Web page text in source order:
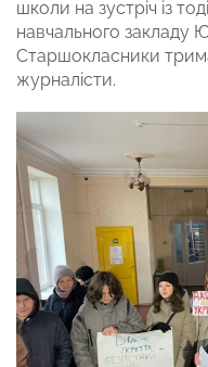
школи на зустріч із
навчального закладу
Старшокласники
журналісти.